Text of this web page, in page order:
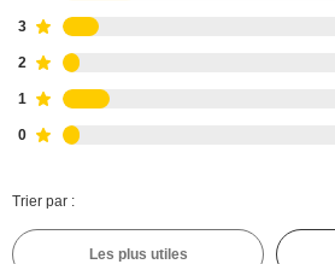
3
2
1
0
Trier par :
Les plus utiles